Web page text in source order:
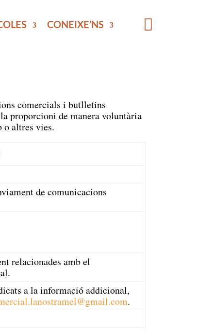
CONEIXE’NS 
comercials i butlletins
proporcioni de manera voluntària
o altres vies.
de comunicacions
relacionades amb el
a la informació addicional,
.lanostramel@gmail.com.